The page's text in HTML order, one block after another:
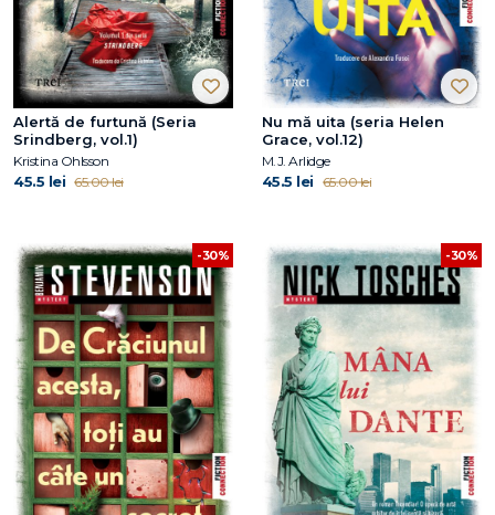
Alertă de furtună (Seria
Srindberg, vol.1)
Kristina Ohlsson
45.5 lei 65.00 lei
Nu mă uita (seria Helen
Grace, vol.12)
M.J. Arlidge
45.5 lei 65.00 lei
-30% -30%